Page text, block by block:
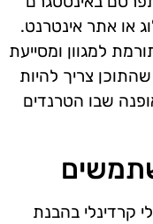
או אתר אינטרנט.
למגוון ומסייעת
צריך להיות
שבו הטרנדים
קרדינלי בהבנת